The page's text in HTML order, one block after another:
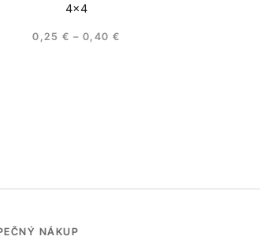
4×4
0,25 € – 0,40 €
NÁKUP